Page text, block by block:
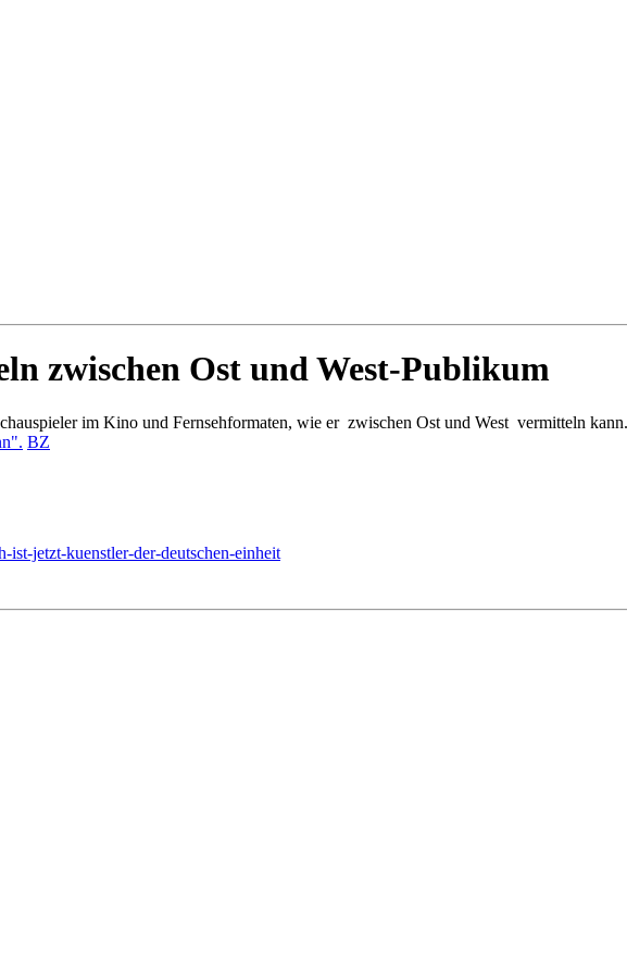
zwischen Ost und West-Publikum
im Kino und Fernsehformaten, wie er zwischen Ost und West vermitteln
BZ
jetzt-kuenstler-der-deutschen-einheit